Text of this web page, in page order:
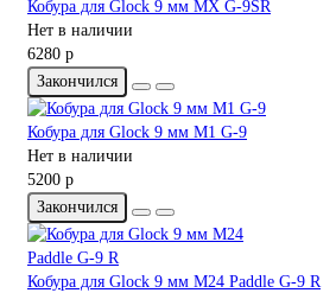
Кобура для Glock 9 мм MX G-9SR
Нет в наличии
6280 р
Закончился
Кобура для Glock 9 мм M1 G-9
Нет в наличии
5200 р
Закончился
Кобура для Glock 9 мм M24 Paddle G-9 R